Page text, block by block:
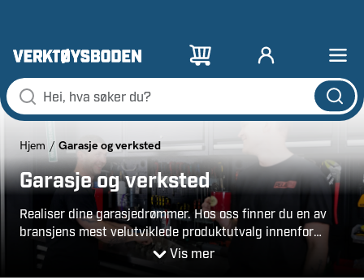
Hjem Garasje og verksted
Garasje og verksted
Realiser dine garasjedrømmer. Hos oss finner du en av
bransjens mest velutviklede produktutvalg innenfor
garasje og verksted – både for profesjonelle og
Vis mer